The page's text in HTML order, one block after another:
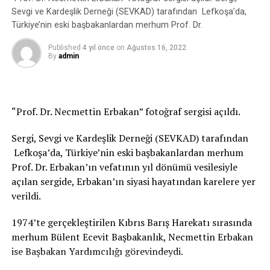
“Kuzey Kıbrıs’ın Değerleri” kitap serisinde hayatlarını
geleceğe aktardığı simleri, adeta bir masal kahramanına
dönüştüren Yrd. Doç. Dr. Mutlu Soykurt, Kuzey Kıbrıs
için önemli değerler yaratmış isimleri unutulmaktan
büyüdükleri belki de aynı sokaklarda yürüdükleri rol
Serinin ilk kitabının kahramanı Yıldan Birand da bu rol
modellerden biri. 1964’te Kıbrıs okullarında müzik
dersinin müfredata alınmasını sağlayan Yıldan Birand,
yaratıcı eğitim teknikleriyle pek çok öğrencisinin
hayatına dokunarak büyük ufuklar açtı. Orkestra ve
korolar kurdu. Müzik öğretmeni olmayan köy okullarında
konserler verdi. Böylece adadaki pek çok çocuk onun
sayesinde müzikle tanıştı. Kıbrıs’ın ilk Kız Bandosunu
kurdu. İlerleyen yıllarda Caz Orkestrası ve Klasik
Sevgi ve Kardeşlik Derneği (SEVKAD) tarafından Lefkoşa’da,
Türkiye’nin eski başbakanlardan merhum Prof. Dr.
Published 4 yıl önce on Ağustos 16, 2022
By admin
“Prof. Dr. Necmettin Erbakan” fotoğraf sergisi açıldı.
Sergi, Sevgi ve Kardeşlik Derneği (SEVKAD) tarafından
Lefkoşa’da, Türkiye’nin eski başbakanlardan merhum
Prof. Dr. Erbakan’ın vefatının yıl dönümü vesilesiyle
açılan sergide, Erbakan’ın siyasi hayatından karelere yer
verildi.
1974’te gerçekleştirilen Kıbrıs Barış Harekatı sırasında
merhum Bülent Ecevit Başbakanlık, Necmettin Erbakan
ise Başbakan Yardımcılığı görevindeydi.